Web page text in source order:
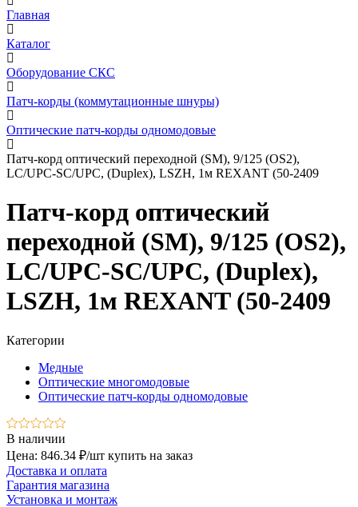
Главная
Каталог
Оборудование СКС
Патч-корды (коммутационные шнуры)
Оптические патч-корды одномодовые
Патч-корд оптический переходной (SM), 9/125 (OS2),
LC/UPC-SC/UPC, (Duplex), LSZH, 1м REXANT (50-2409
Патч-корд оптический
переходной (SM), 9/125 (OS2),
LC/UPC-SC/UPC, (Duplex),
LSZH, 1м REXANT (50-2409
Категории
Медные
Оптические многомодовые
Оптические патч-корды одномодовые
В наличии
Цена: 846.34 ₽/шт купить на заказ
Доставка и оплата
Гарантия магазина
Установка и монтаж